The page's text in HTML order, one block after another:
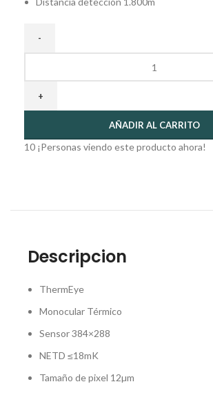
AÑADIR AL CARRITO
10 ¡Personas viendo este producto ahora!
Descripcion
ThermEye
Monocular Térmico
Sensor 384×288
NETD ≤18mK
Tamaño de pixel 12µm